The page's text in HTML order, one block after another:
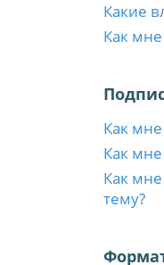
Какие
Как
Как
Как мне
Как
тему?